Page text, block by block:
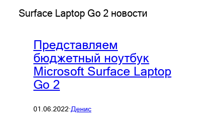
Surface Laptop Go 2 новости
Представляем
бюджетный ноутбук
Microsoft Surface Laptop
Go 2
01.06.2022·Денис